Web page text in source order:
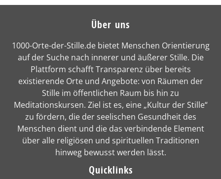
Über uns
1000-Orte-der-Stille.de bietet Menschen Orientierung
auf der Suche nach innerer und äußerer Stille. Die
Plattform schafft Transparenz über bereits
existierende Orte und Angebote: von Räumen der
Stille im öffentlichen Raum bis hin zu
Meditationskursen. Ziel ist es, eine „Kultur der Stille“
zu fördern, die der seelischen Gesundheit des
Menschen dient und die das verbindende Element
über alle religiösen und spirituellen Traditionen
hinweg bewusst werden lässt.
Quicklinks